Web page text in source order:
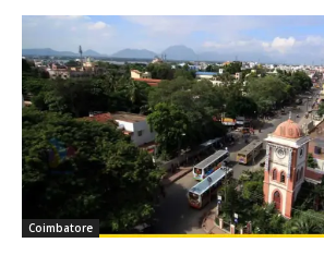
Coimbatore